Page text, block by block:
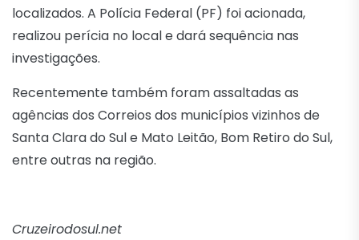
localizados. A Polícia Federal (PF) foi acionada,
realizou perícia no local e dará sequência nas
investigações.
Recentemente também foram assaltadas as
agências dos Correios dos municípios vizinhos de
Santa Clara do Sul e Mato Leitão, Bom Retiro do Sul,
entre outras na região.
Cruzeirodosul.net